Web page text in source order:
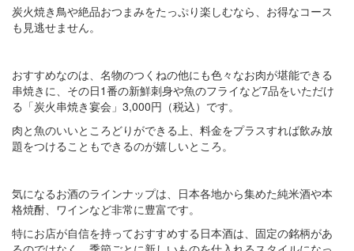
炭火焼き鳥や絶品おつまみをたっぷり楽しむなら、お得なコース
も見逃せません。
おすすめなのは、名物のつくねの他にも色々なお肉が堪能できる
串焼きに、その日1番の新鮮刺身や魚のフライなど7品をいただけ
る「炭火串焼き宴会」3,000円（税込）です。
肉と魚のいいところどりができる上、料金をプラスすれば飲み放
題をつけることもできるのが嬉しいところ。
気になるお酒のラインナップは、日本各地から集めた純米酒や本
格焼酎、ワインなど非常に豊富です。
特にお店が自信を持っておすすめする日本酒は、固定の銘柄があ